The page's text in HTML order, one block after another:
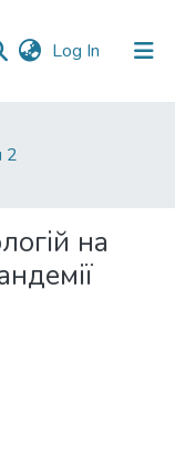
Log In (current)
2
на